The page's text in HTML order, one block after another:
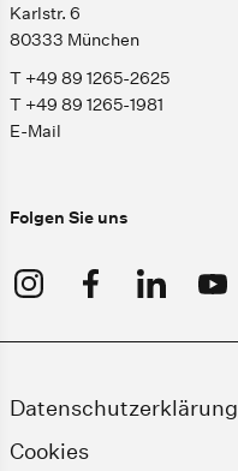
Karlstr. 6
80333 München
T +49 89 1265-2625
T +49 89 1265-1981
E-Mail
Folgen Sie uns
Datenschutzerklärung
Cookies